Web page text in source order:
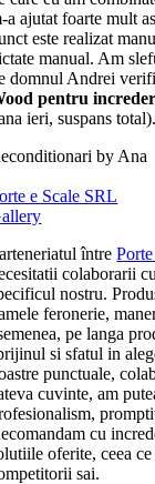
a ajutat foarte mult
este realizat
manual. Am
domnul Andrei
pentru
ieri, suspans total).
by Ana
e Scale SRL
între
colaborarii
nostru.
feronerie,
pe langa
si sfatul in
punctuale,
cuvinte, am
cu
oferite, ceea
sai.